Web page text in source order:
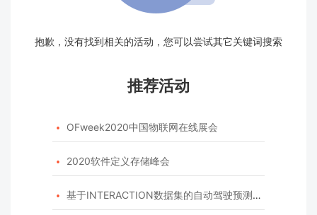
抱歉，没有找到相关的活动，您可以尝试其它关键词搜索
推荐活动
 OFweek2020中国物联网在线展会
 2020软件定义存储峰会
 基于INTERACTION数据集的自动驾驶预测模型挑战赛